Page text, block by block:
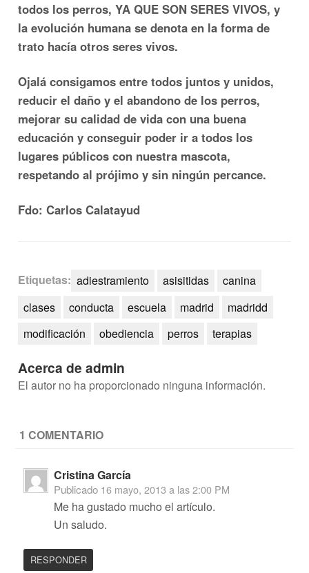
todos los perros, YA QUE SON SERES VIVOS, y
la evolución humana se denota en la forma de
trato hacía otros seres vivos.
Ojalá consigamos entre todos juntos y unidos,
reducir el daño y el abandono de los perros,
mejorar su calidad de vida con una buena
educación y conseguir poder ir a todos los
lugares públicos con nuestra mascota,
respetando al prójimo y sin ningún percance.
Fdo: Carlos Calatayud
Etiquetas: adiestramiento asisitidas
canina
clases
conducta escuela madrid
madridd
modificación
obediencia perros terapias
Acerca de admin
El autor no ha proporcionado ninguna información.
1 COMENTARIO
Cristina García
Publicado 16 mayo, 2013 a las 2:00 PM
Me ha gustado mucho el artículo.
Un saludo.
RESPONDER